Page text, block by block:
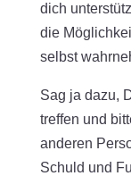
dich
die
selbst
Sag ja dazu,
treffen und
anderen
Schuld und